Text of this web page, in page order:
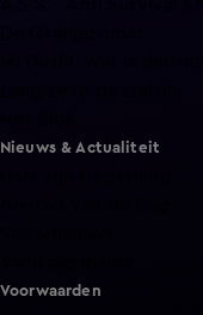
Nieuws & Actualiteit
Voorwaarden